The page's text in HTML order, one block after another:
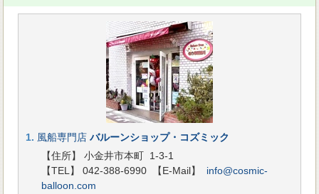
1. 風船専門店 バルーンショップ・コズミック
【住所】 小金井市本町 1-3-1
【TEL】 042-388-6990
【E-Mail】 info@cosmic-
balloon.com